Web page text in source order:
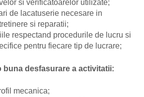
si verificatoarelor utilizate;
de lacatuserie necesare in
si reparatii;
respectand procedurile de lucru si
pentru fiecare tip de lucrare;
buna desfasurare a activitatii:
mecanica;